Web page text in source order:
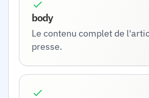
body
Le contenu complet de
presse.